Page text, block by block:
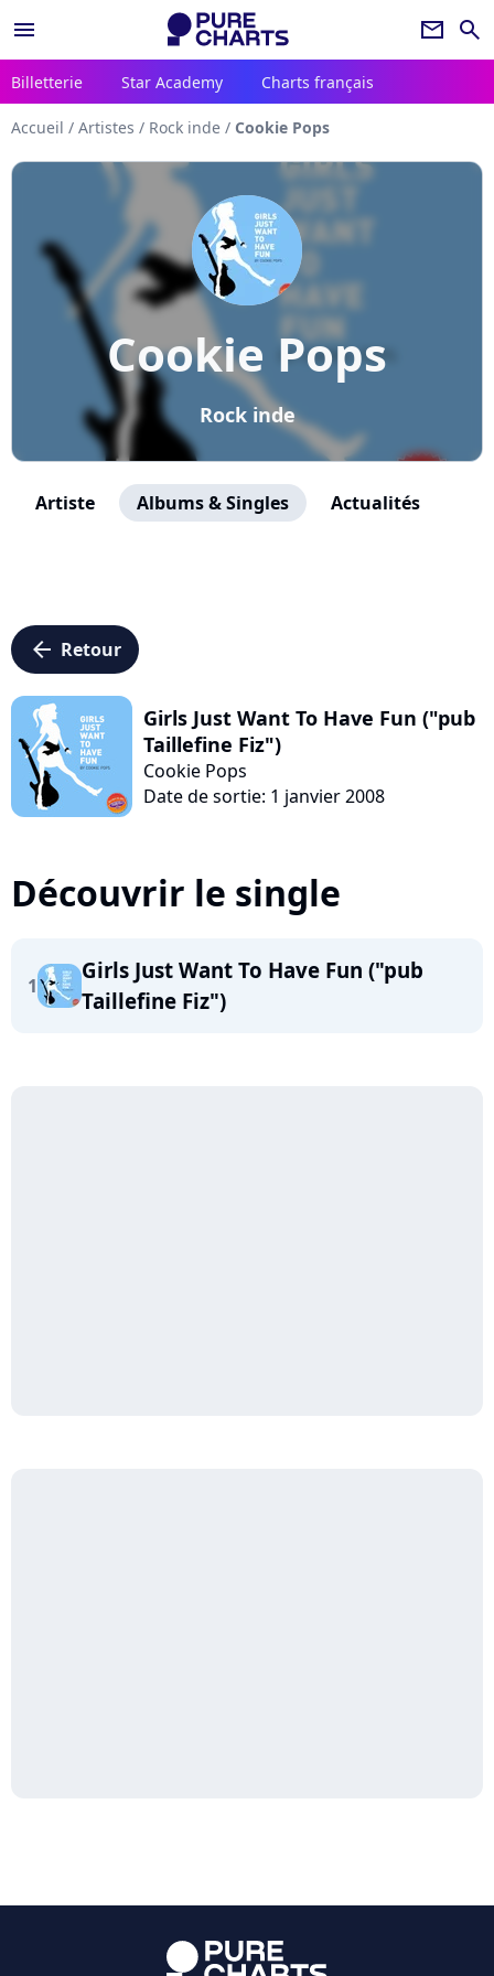
menu newsletter search
Billetterie Star Academy Charts français
Accueil / Artistes / Rock inde / Cookie Pops
Cookie Pops
Rock inde
Artiste Albums & Singles Actualités
arrow_left Retour
Girls Just Want To Have Fun ("pub
Taillefine Fiz")
Cookie Pops
Date de sortie: 1 janvier 2008
Découvrir le single
1
Girls Just Want To Have Fun ("pub
Taillefine Fiz")